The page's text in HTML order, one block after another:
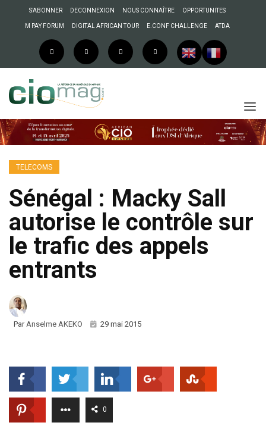
S’ABONNER DECONNEXION NOUS CONNAÎTRE OPPORTUNITES
M PAY FORUM DIGITAL AFRICAN TOUR E.CONF CHALLENGE ATDA
TELECOMS
Sénégal : Macky Sall
autorise le contrôle sur
le trafic des appels
entrants
ParAnselme AKEKO 29 mai 2015
0